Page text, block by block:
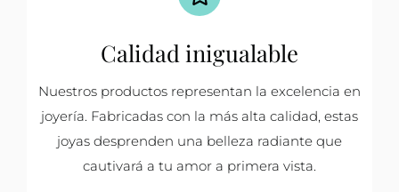
Calidad inigualable
Nuestros productos representan la excelencia en
joyería. Fabricadas con la más alta calidad, estas
joyas desprenden una belleza radiante que
cautivará a tu amor a primera vista.